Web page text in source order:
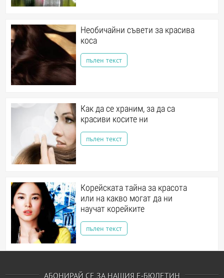
Необичайни съвети за красива
коса
пълен текст
Как да се храним, за да са
красиви косите ни
пълен текст
Корейската тайна за красота
или на какво могат да ни
научат корейките
пълен текст
АБОНИРАЙ СЕ ЗА НАШИЯ Е-БЮЛЕТИН